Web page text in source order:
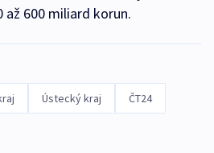
600 miliard korun.
Ústecký kraj ČT24